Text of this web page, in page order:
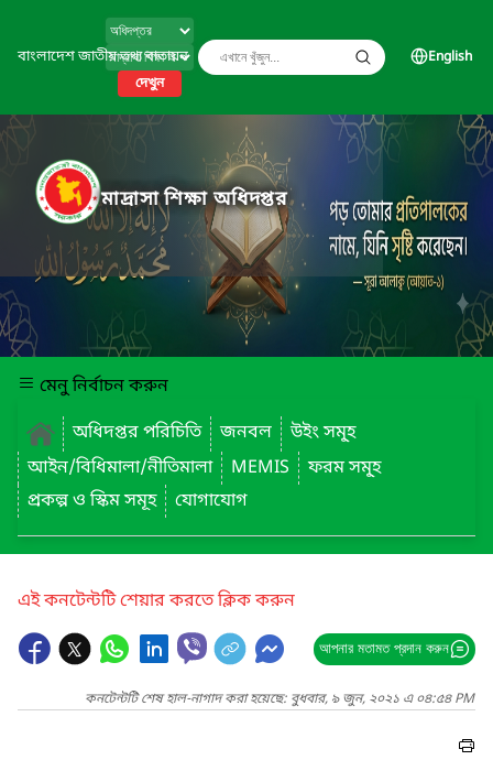
বাংলাদেশ জাতীয় তথ্য বাতায়ন
দেখুন
English
মাদ্রাসা শিক্ষা অধিদপ্তর
মেনু নির্বাচন করুন
অধিদপ্তর পরিচিতি
জনবল
উইং সমূ্হ
আইন/বিধিমালা/নীতিমালা
MEMIS
ফরম সমূ্হ
প্রকল্প ও স্কিম সমূহ
যোগাযোগ
এই কনটেন্টটি শেয়ার করতে ক্লিক করুন
আপনার মতামত প্রদান করুন
কনটেন্টটি শেষ হাল-নাগাদ করা হয়েছে: বুধবার, ৯ জুন, ২০২১ এ ০৪:৫৪ PM